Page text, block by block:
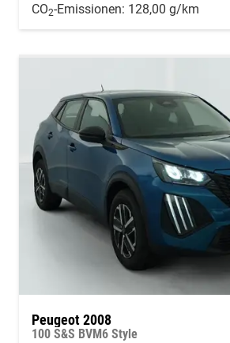
CO2-Emissionen: 128,00 g/km
Peugeot 2008
100 S&S BVM6 Style